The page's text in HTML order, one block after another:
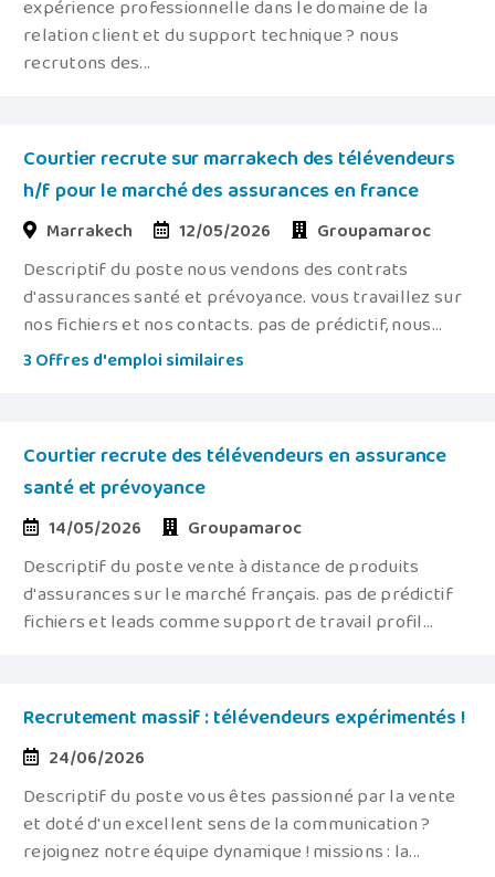
expérience professionnelle dans le domaine de la
relation client et du support technique ? nous
recrutons des...
Courtier recrute sur marrakech des télévendeurs
h/f pour le marché des assurances en france
Marrakech 12/05/2026 Groupamaroc
Descriptif du poste nous vendons des contrats
d'assurances santé et prévoyance. vous travaillez sur
nos fichiers et nos contacts. pas de prédictif, nous...
3 Offres d'emploi similaires
Courtier recrute des télévendeurs en assurance
santé et prévoyance
14/05/2026 Groupamaroc
Descriptif du poste vente à distance de produits
d'assurances sur le marché français. pas de prédictif
fichiers et leads comme support de travail profil...
Recrutement massif : télévendeurs expérimentés !
24/06/2026
Descriptif du poste vous êtes passionné par la vente
et doté d'un excellent sens de la communication ?
rejoignez notre équipe dynamique ! missions : la...